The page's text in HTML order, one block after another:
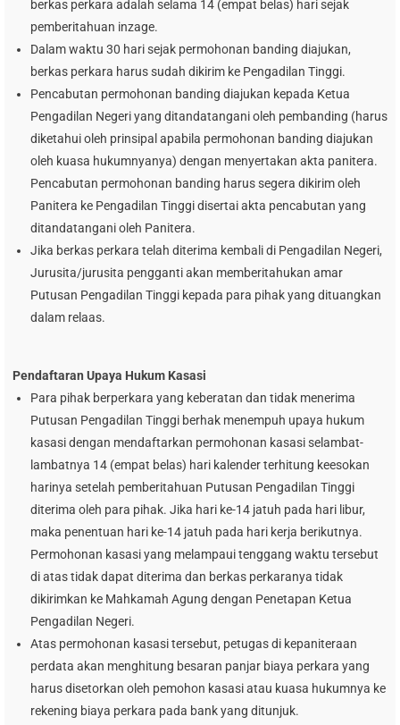
berkas perkara adalah selama 14 (empat belas) hari sejak
pemberitahuan inzage.
Dalam waktu 30 hari sejak permohonan banding diajukan,
berkas perkara harus sudah dikirim ke Pengadilan Tinggi.
Pencabutan permohonan banding diajukan kepada Ketua
Pengadilan Negeri yang ditandatangani oleh pembanding (harus
diketahui oleh prinsipal apabila permohonan banding diajukan
oleh kuasa hukumnyanya) dengan menyertakan akta panitera.
Pencabutan permohonan banding harus segera dikirim oleh
Panitera ke Pengadilan Tinggi disertai akta pencabutan yang
ditandatangani oleh Panitera.
Jika berkas perkara telah diterima kembali di Pengadilan Negeri,
Jurusita/jurusita pengganti akan memberitahukan amar
Putusan Pengadilan Tinggi kepada para pihak yang dituangkan
dalam relaas.
Pendaftaran Upaya Hukum Kasasi
Para pihak berperkara yang keberatan dan tidak menerima
Putusan Pengadilan Tinggi berhak menempuh upaya hukum
kasasi dengan mendaftarkan permohonan kasasi selambat-
lambatnya 14 (empat belas) hari kalender terhitung keesokan
harinya setelah pemberitahuan Putusan Pengadilan Tinggi
diterima oleh para pihak. Jika hari ke-14 jatuh pada hari libur,
maka penentuan hari ke-14 jatuh pada hari kerja berikutnya.
Permohonan kasasi yang melampaui tenggang waktu tersebut
di atas tidak dapat diterima dan berkas perkaranya tidak
dikirimkan ke Mahkamah Agung dengan Penetapan Ketua
Pengadilan Negeri.
Atas permohonan kasasi tersebut, petugas di kepaniteraan
perdata akan menghitung besaran panjar biaya perkara yang
harus disetorkan oleh pemohon kasasi atau kuasa hukumnya ke
rekening biaya perkara pada bank yang ditunjuk.